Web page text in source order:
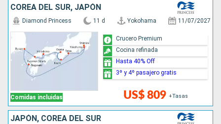
COREA DEL SUR, JAPÓN
Comidas incluidas
Diamond Princess 11 d Yokohama 11/07/2027
US$ 809 +Tasas
Crucero Premium
Cocina refinada
Hasta 40% Off
3º y 4º pasajero gratis
JAPÓN, COREA DEL SUR